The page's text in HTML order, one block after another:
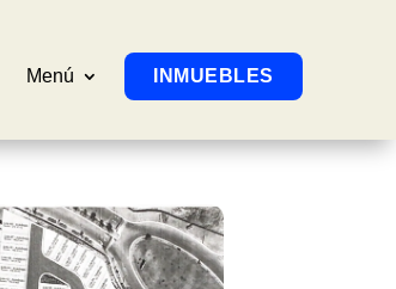
Menú INMUEBLES